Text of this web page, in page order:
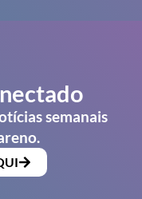
semanais